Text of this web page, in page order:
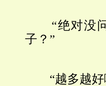
“绝对没问
子？”
“越多越好